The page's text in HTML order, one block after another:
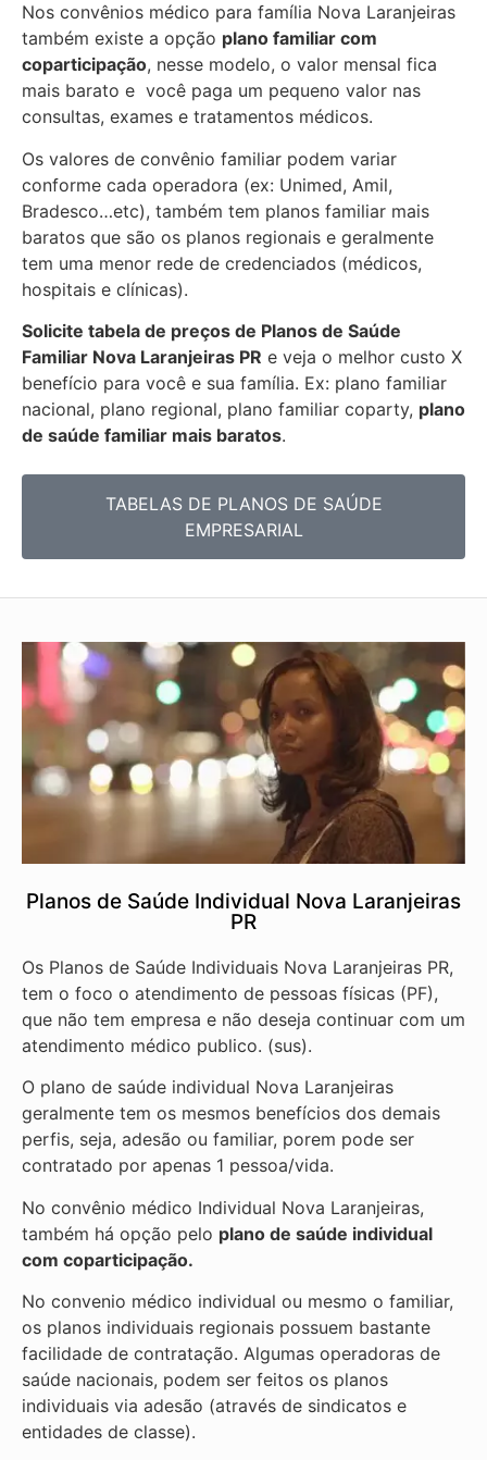
Nos convênios médico para família Nova Laranjeiras
também existe a opção plano familiar com
coparticipação, nesse modelo, o valor mensal fica
mais barato e você paga um pequeno valor nas
consultas, exames e tratamentos médicos.
Os valores de convênio familiar podem variar
conforme cada operadora (ex: Unimed, Amil,
Bradesco…etc), também tem planos familiar mais
baratos que são os planos regionais e geralmente
tem uma menor rede de credenciados (médicos,
hospitais e clínicas).
Solicite tabela de preços de Planos de Saúde
Familiar Nova Laranjeiras PR e veja o melhor custo X
benefício para você e sua família. Ex: plano familiar
nacional, plano regional, plano familiar coparty, plano
de saúde familiar mais baratos.
TABELAS DE PLANOS DE SAÚDE
EMPRESARIAL
Planos de Saúde Individual Nova Laranjeiras
PR
Os Planos de Saúde Individuais Nova Laranjeiras PR,
tem o foco o atendimento de pessoas físicas (PF),
que não tem empresa e não deseja continuar com um
atendimento médico publico. (sus).
O plano de saúde individual Nova Laranjeiras
geralmente tem os mesmos benefícios dos demais
perfis, seja, adesão ou familiar, porem pode ser
contratado por apenas 1 pessoa/vida.
No convênio médico Individual Nova Laranjeiras,
também há opção pelo plano de saúde individual
com coparticipação.
No convenio médico individual ou mesmo o familiar,
os planos individuais regionais possuem bastante
facilidade de contratação. Algumas operadoras de
saúde nacionais, podem ser feitos os planos
individuais via adesão (através de sindicatos e
entidades de classe).